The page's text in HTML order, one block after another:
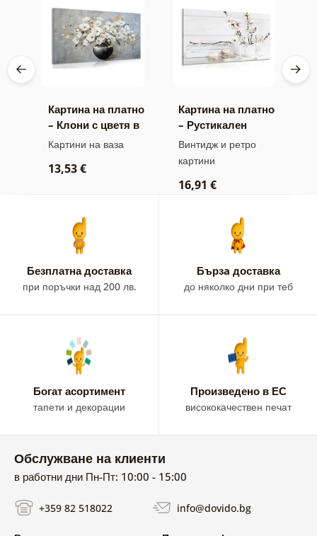
Картина на платно
– Клони с цветя в
черна ваза
Картини на ваза
13,53 €
Картина на платно
– Рустикален
натюрморт
Винтидж и ретро
картини
16,91 €
Безплатна доставка
при поръчки над 200 лв.
Бързa доставка
до няколко дни при теб
Богат асортимент
тапети и декорации
Произведено в ЕС
висококачествен печат
Обслужване на клиенти
в работни дни Пн-Пт: 10:00 - 15:00
+359 82 518022 info@dovido.bg